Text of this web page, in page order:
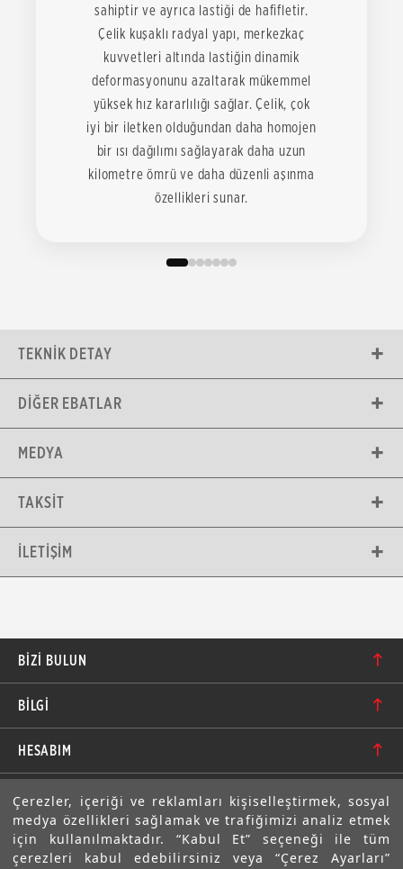
Çerezler, içeriği ve reklamları kişiselleştirmek, sosyal
medya özellikleri sağlamak ve trafiğimizi analiz etmek
için kullanılmaktadır. “Kabul Et” seçeneği ile tüm
çerezleri kabul edebilirsiniz veya “Çerez Ayarları”
sahiptir ve ayrıca lastiği de hafifletir.
Çelik kuşaklı radyal yapı, merkezkaç
kuvvetleri altında lastiğin dinamik
deformasyonunu azaltarak mükemmel
yüksek hız kararlılığı sağlar. Çelik, çok
iyi bir iletken olduğundan daha homojen
bir ısı dağılımı sağlayarak daha uzun
kilometre ömrü ve daha düzenli aşınma
özellikleri sunar.
TEKNIK DETAY
DIĞER EBATLAR
MEDYA
TAKSIT
İLETIŞIM
BIZI BULUN
bilgi@motolastik.com
+90 549 549 66 86
+90 232 462 08 42
BİLGİ
Banka Hesap Numaraları
Teknik Bilgi
Sıkça Sorulan Sorular
HESABIM
Siparişler
Adresler
Üyelik Bilgilerim
E-BÜLTEN
Abone olarak aramıza katılın. Avantajlardan ve indirimlerden
ilk sizin haberiniz olsun!